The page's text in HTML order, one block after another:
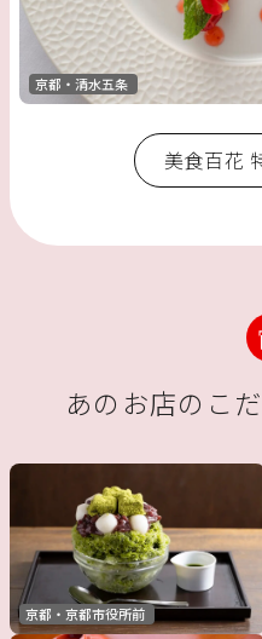
京都・清水五条
美食百花
あのお店のこ
京都・京都市役所前